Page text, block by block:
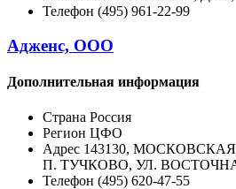
Телефон (495) 961-22-99
Адженс, ООО
Дополнительная информация
Страна Россия
Регион ЦФО
Адрес 143130,
П. ТУЧКОВО, УЛ.
Телефон (495) 620-47-55